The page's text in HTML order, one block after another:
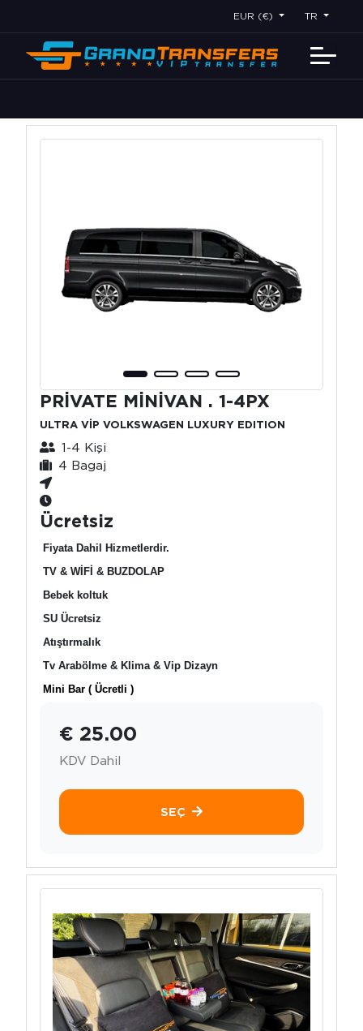
EUR (€) TR
PRİVATE MİNİVAN . 1-4PX
ULTRA VİP VOLKSWAGEN LUXURY EDITION
1-4 Kişi
4 Bagaj
Ücretsiz
Fiyata Dahil Hizmetlerdir.
TV & WİFİ & BUZDOLAP
Bebek koltuk
SU Ücretsiz
Atıştırmalık
Tv Arabölme & Klima & Vip Dizayn
Mini Bar ( Ücretli )
€ 25.00
KDV Dahil
SEÇ